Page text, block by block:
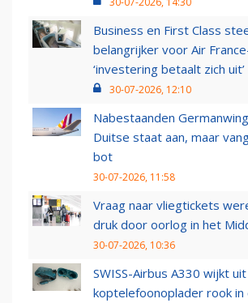
Business en First Class
belangrijker voor Air
‘investering betaalt zich uit’
30-07-2026, 12:10
Nabestaanden
Duitse staat aan, maar
bot
30-07-2026, 11:58
Vraag naar vliegtickets
druk door oorlog in het
30-07-2026, 10:36
SWISS-Airbus A330 wijkt
koptelefoonoplader rook in